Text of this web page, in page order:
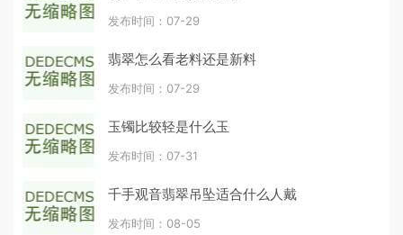
发布时间：07-29
翡翠怎么看老料还是新料
发布时间：07-29
玉镯比较轻是什么玉
发布时间：07-31
千手观音翡翠吊坠适合什么人戴
发布时间：08-05